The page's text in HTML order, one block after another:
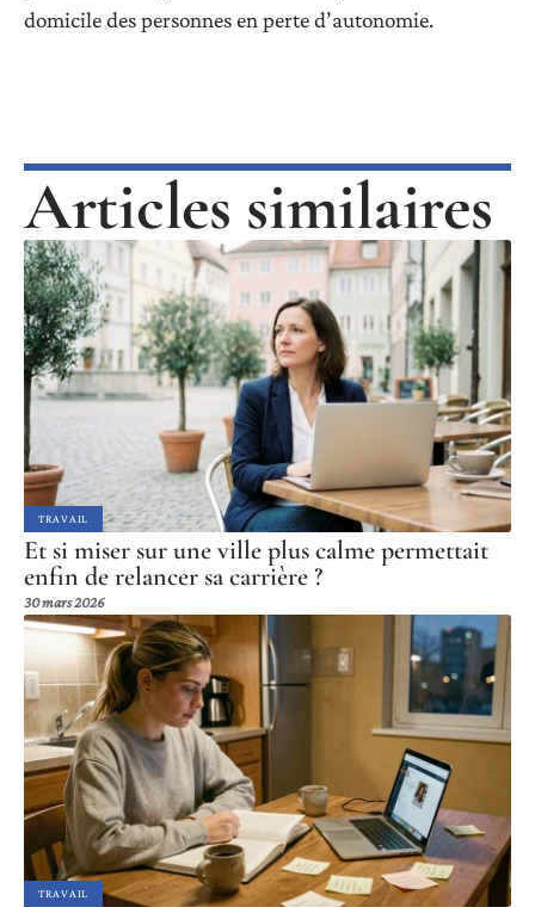
domicile des personnes en perte d’autonomie.
Articles similaires
TRAVAIL
Et si miser sur une ville plus calme permettait
enfin de relancer sa carrière ?
30 mars 2026
TRAVAIL